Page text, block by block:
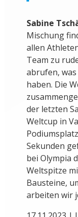
Sabine
Mischung
allen
Team zu
abrufen,
haben. Die
der letzten
Weltcup in
Sekunden
bei Olympia
Weltspitze
Bausteine,
arbeiten wir